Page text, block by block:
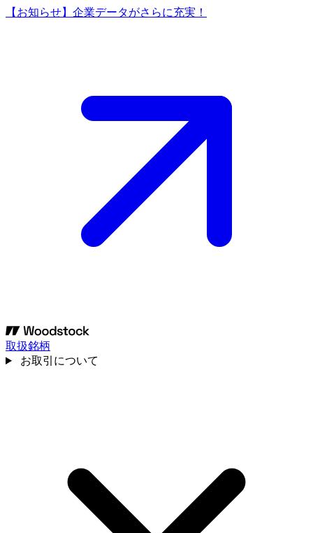
【お知らせ】企業データがさらに充実！
取扱銘柄
お取引について